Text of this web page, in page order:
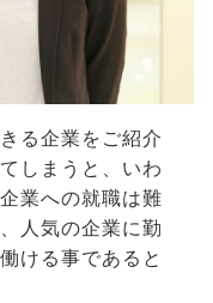
る企業をご紹介
しまうと、いわ
業への就職は難
人気の企業に勤
ける事であると